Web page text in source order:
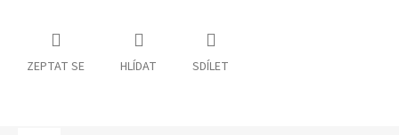
ZEPTAT SE HLÍDAT SDÍLET